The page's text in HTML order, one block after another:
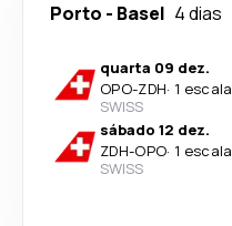
Porto - Basel 4 dias
quarta 09 dez.
OPO-ZDH· 1 escala
SWISS
sábado 12 dez.
ZDH-OPO· 1 escala
SWISS